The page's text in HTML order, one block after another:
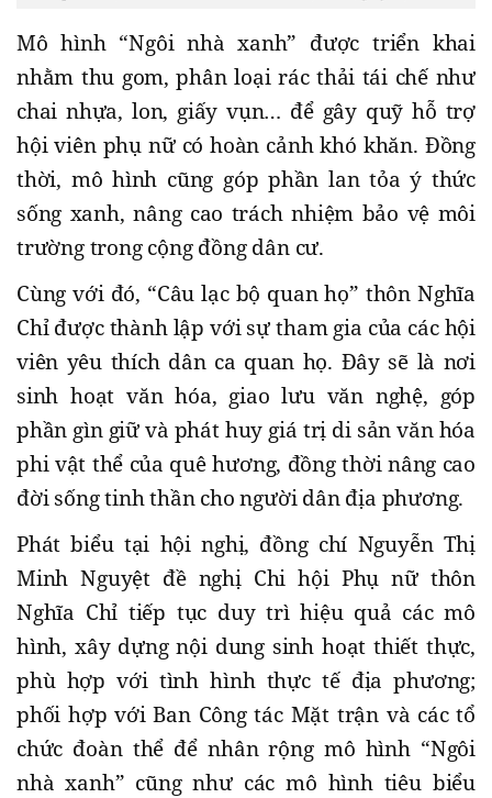
Mô hình “Ngôi nhà xanh” được triển khai
nhằm thu gom, phân loại rác thải tái chế như
chai nhựa, lon, giấy vụn… để gây quỹ hỗ trợ
hội viên phụ nữ có hoàn cảnh khó khăn. Đồng
thời, mô hình cũng góp phần lan tỏa ý thức
sống xanh, nâng cao trách nhiệm bảo vệ môi
trường trong cộng đồng dân cư.
Cùng với đó, “Câu lạc bộ quan họ” thôn Nghĩa
Chỉ được thành lập với sự tham gia của các hội
viên yêu thích dân ca quan họ. Đây sẽ là nơi
sinh hoạt văn hóa, giao lưu văn nghệ, góp
phần gìn giữ và phát huy giá trị di sản văn hóa
phi vật thể của quê hương, đồng thời nâng cao
đời sống tinh thần cho người dân địa phương.
Phát biểu tại hội nghị, đồng chí Nguyễn Thị
Minh Nguyệt đề nghị Chi hội Phụ nữ thôn
Nghĩa Chỉ tiếp tục duy trì hiệu quả các mô
hình, xây dựng nội dung sinh hoạt thiết thực,
phù hợp với tình hình thực tế địa phương;
phối hợp với Ban Công tác Mặt trận và các tổ
chức đoàn thể để nhân rộng mô hình “Ngôi
nhà xanh” cũng như các mô hình tiêu biểu